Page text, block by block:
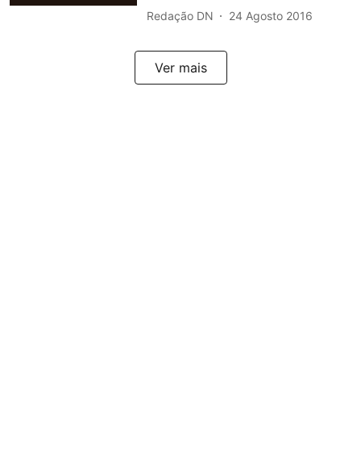
Redação DN 24 Agosto 2016
Ver mais